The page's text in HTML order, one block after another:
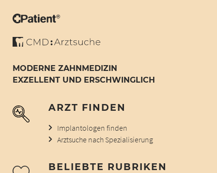
MODERNE ZAHNMEDIZIN
EXZELLENT UND ERSCHWINGLICH
ARZT FINDEN
Implantologen finden
Arztsuche nach Spezialisierung
BELIEBTE RUBRIKEN